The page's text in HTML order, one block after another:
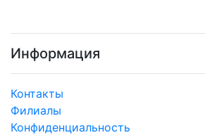
Информация
Контакты
Филиалы
Конфиденциальность